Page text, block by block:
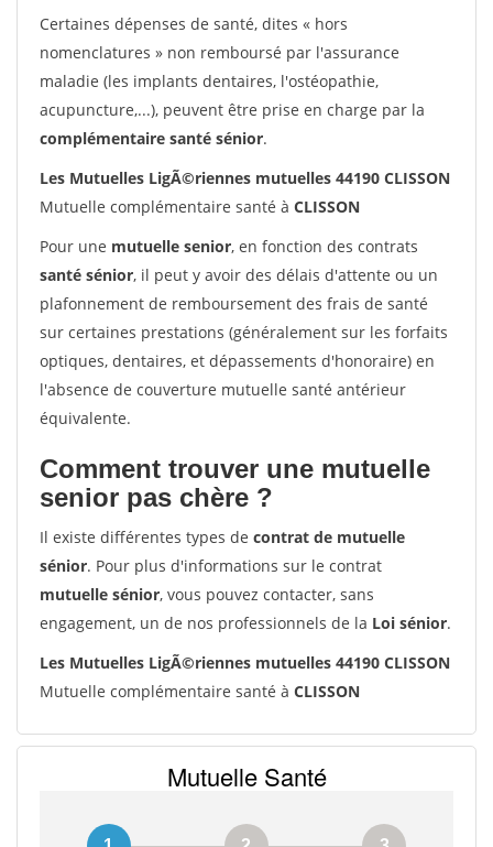
Certaines dépenses de santé, dites « hors
nomenclatures » non remboursé par l'assurance
maladie (les implants dentaires, l'ostéopathie,
acupuncture,...), peuvent être prise en charge par la
complémentaire santé sénior.
Les Mutuelles LigÃ©riennes mutuelles 44190 CLISSON
Mutuelle complémentaire santé à CLISSON
Pour une mutuelle senior, en fonction des contrats
santé sénior, il peut y avoir des délais d'attente ou un
plafonnement de remboursement des frais de santé
sur certaines prestations (généralement sur les forfaits
optiques, dentaires, et dépassements d'honoraire) en
l'absence de couverture mutuelle santé antérieur
équivalente.
Comment trouver une mutuelle
senior pas chère ?
Il existe différentes types de contrat de mutuelle
sénior. Pour plus d'informations sur le contrat
mutuelle sénior, vous pouvez contacter, sans
engagement, un de nos professionnels de la Loi sénior.
Les Mutuelles LigÃ©riennes mutuelles 44190 CLISSON
Mutuelle complémentaire santé à CLISSON